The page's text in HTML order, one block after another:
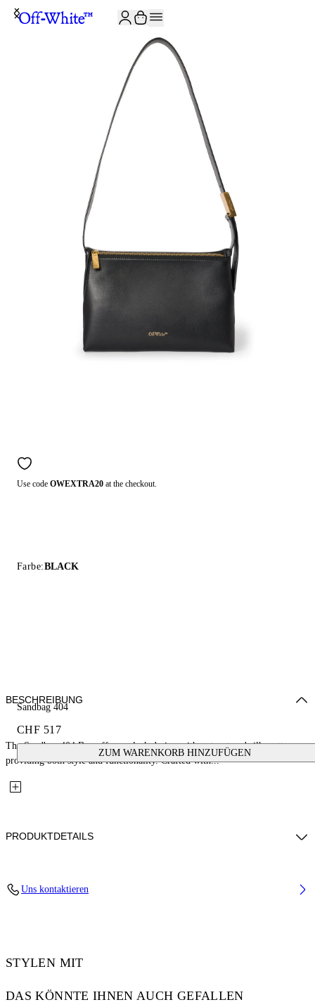
Use code OWEXTRA20 at the checkout.
Farbe:BLACK
Sandbag 404
CHF 517
ZUM WARENKORB HINZUFÜGEN
BESCHREIBUNG
The Sandbag 404 Bag offers a sleek design with a structured silhouette,
providing both style and functionality. Crafted with...
PRODUKTDETAILS
Uns kontaktieren
STYLEN MIT
DAS KÖNNTE IHNEN AUCH GEFALLEN